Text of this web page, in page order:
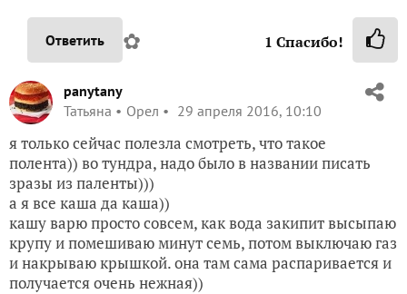
Ответить ✿ 1 Спасибо!
panytany
Татьяна
Орел 29 апреля 2016, 10:10
я только сейчас полезла смотреть, что такое
полента)) во тундра, надо было в названии писать
зразы из паленты)))
а я все каша да каша))
кашу варю просто совсем, как вода закипит высыпаю
крупу и помешиваю минут семь, потом выключаю газ
и накрываю крышкой. она там сама распаривается и
получается очень нежная))